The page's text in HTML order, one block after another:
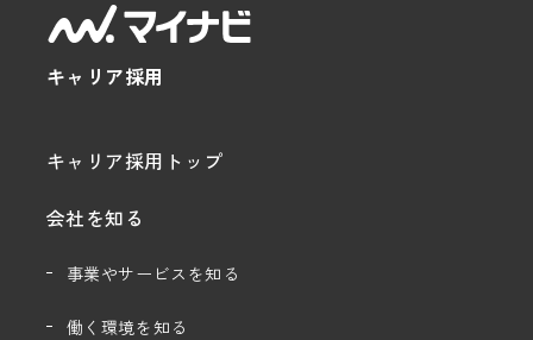
キャリア採用
キャリア採用トップ
会社を知る
事業やサービスを知る
働く環境を知る